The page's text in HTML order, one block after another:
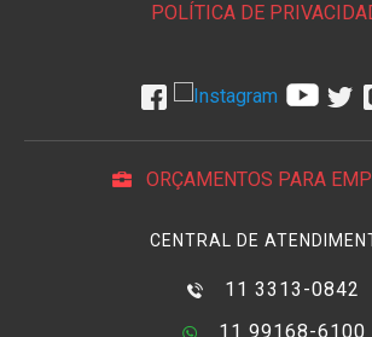
POLÍTICA DE
ORÇAMENTOS PARA
CENTRAL DE
11 3313-0842
11 99168-6100